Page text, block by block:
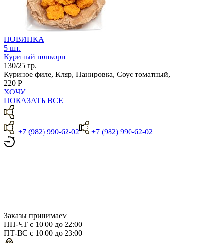
НОВИНКА
5 шт.
Куриный попкорн
130/25 гр.
Куриное филе, Кляр, Панировка, Соус томатный,
220 Р
ХОЧУ
ПОКАЗАТЬ ВСЕ
+7 (982) 990-62-02 +7 (982) 990-62-02
Заказы принимаем
ПН-ЧТ с 10:00 до 22:00
ПТ-ВС с 10:00 до 23:00